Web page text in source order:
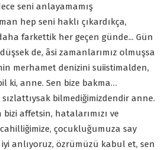
seni anlayamamış
hep seni haklı çıkardıkça,
farkettik her geçen günde... Gün
de, âsi zamanlarımız olmuşsa
merhamet denizini suiistimalden,
ki, anne. Sen bize bakma…
bilmediğimizdendir anne.
affetsin, hatalarımızı ve
çocukluğumuza say
anlıyoruz, özrümüzü kabul et, sen